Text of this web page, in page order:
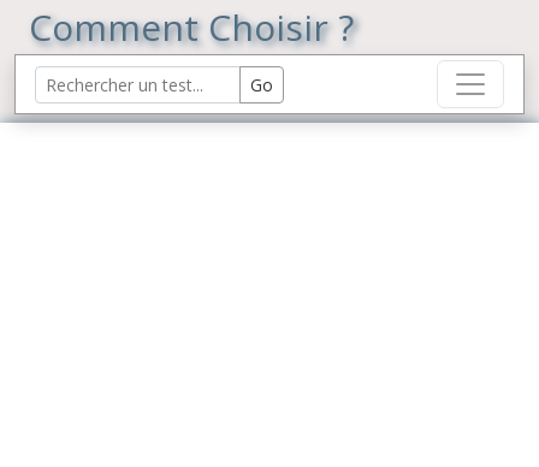
Comment Choisir ?